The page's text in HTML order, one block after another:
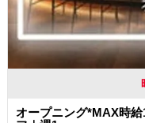
オープニング*MAX時